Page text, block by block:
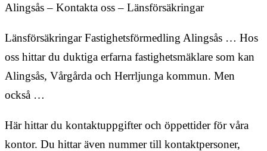
Alingsås – Kontakta oss – Länsförsäkringar
Länsförsäkringar Fastighetsförmedling Alingsås … Hos
oss hittar du duktiga erfarna fastighetsmäklare som kan
Alingsås, Vårgårda och Herrljunga kommun. Men
också …
Här hittar du kontaktuppgifter och öppettider för våra
kontor. Du hittar även nummer till kontaktpersoner,